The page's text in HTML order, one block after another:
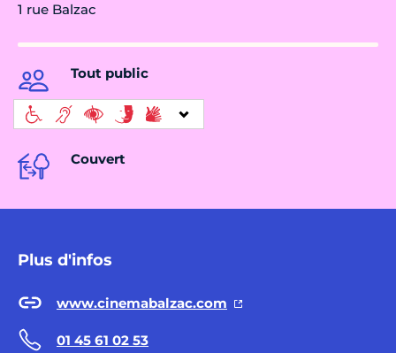
1 rue Balzac
Tout public
Couvert
Plus d'infos
www.cinemabalzac.com
01 45 61 02 53